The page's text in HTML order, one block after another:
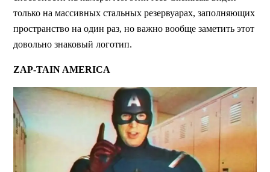
только на массивных стальных резервуарах, заполняющих
пространство на один раз, но важно вообще заметить этот
довольно знаковый логотип.
ZAP-TAIN AMERICA